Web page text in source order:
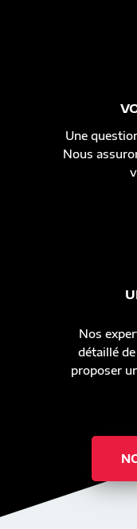
Une
Nous
Nos
détaillé
proposer